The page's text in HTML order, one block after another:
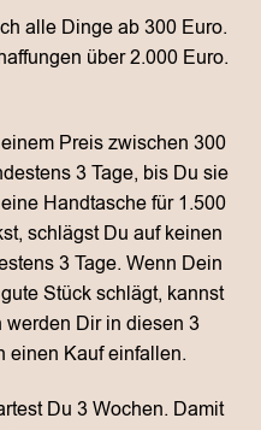
alle Dinge ab 300 Euro.
über 2.000 Euro.
Preis zwischen 300
3 Tage, bis Du sie
Handtasche für 1.500
schlägst Du auf keinen
3 Tage. Wenn Dein
Stück schlägt, kannst
Dir in diesen 3
einen Kauf einfallen.
Du 3 Wochen. Damit